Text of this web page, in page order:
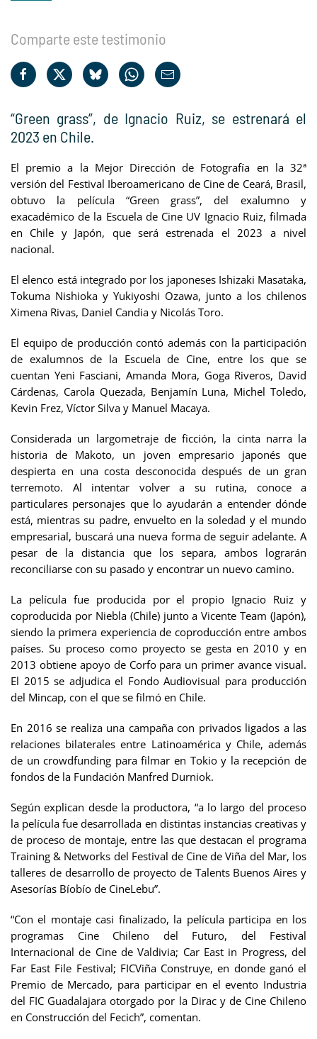
Comparte este testimonio
“Green grass”, de Ignacio Ruiz, se estrenará el
2023 en Chile.
El premio a la Mejor Dirección de Fotografía en la 32ª
versión del Festival Iberoamericano de Cine de Ceará, Brasil,
obtuvo la película “Green grass”, del exalumno y
exacadémico de la Escuela de Cine UV Ignacio Ruiz, filmada
en Chile y Japón, que será estrenada el 2023 a nivel
nacional.
El elenco está integrado por los japoneses Ishizaki Masataka,
Tokuma Nishioka y Yukiyoshi Ozawa, junto a los chilenos
Ximena Rivas, Daniel Candia y Nicolás Toro.
El equipo de producción contó además con la participación
de exalumnos de la Escuela de Cine, entre los que se
cuentan Yeni Fasciani, Amanda Mora, Goga Riveros, David
Cárdenas, Carola Quezada, Benjamín Luna, Michel Toledo,
Kevin Frez, Víctor Silva y Manuel Macaya.
Considerada un largometraje de ficción, la cinta narra la
historia de Makoto, un joven empresario japonés que
despierta en una costa desconocida después de un gran
terremoto. Al intentar volver a su rutina, conoce a
particulares personajes que lo ayudarán a entender dónde
está, mientras su padre, envuelto en la soledad y el mundo
empresarial, buscará una nueva forma de seguir adelante. A
pesar de la distancia que los separa, ambos lograrán
reconciliarse con su pasado y encontrar un nuevo camino.
La película fue producida por el propio Ignacio Ruiz y
coproducida por Niebla (Chile) junto a Vicente Team (Japón),
siendo la primera experiencia de coproducción entre ambos
países. Su proceso como proyecto se gesta en 2010 y en
2013 obtiene apoyo de Corfo para un primer avance visual.
El 2015 se adjudica el Fondo Audiovisual para producción
del Mincap, con el que se filmó en Chile.
En 2016 se realiza una campaña con privados ligados a las
relaciones bilaterales entre Latinoamérica y Chile, además
de un crowdfunding para filmar en Tokio y la recepción de
fondos de la Fundación Manfred Durniok.
Según explican desde la productora, “a lo largo del proceso
la película fue desarrollada en distintas instancias creativas y
de proceso de montaje, entre las que destacan el programa
Training & Networks del Festival de Cine de Viña del Mar, los
talleres de desarrollo de proyecto de Talents Buenos Aires y
Asesorías Bíobío de CineLebu”.
“Con el montaje casi finalizado, la película participa en los
programas Cine Chileno del Futuro, del Festival
Internacional de Cine de Valdivia; Car East in Progress, del
Far East File Festival; FICViña Construye, en donde ganó el
Premio de Mercado, para participar en el evento Industria
del FIC Guadalajara otorgado por la Dirac y de Cine Chileno
en Construcción del Fecich”, comentan.